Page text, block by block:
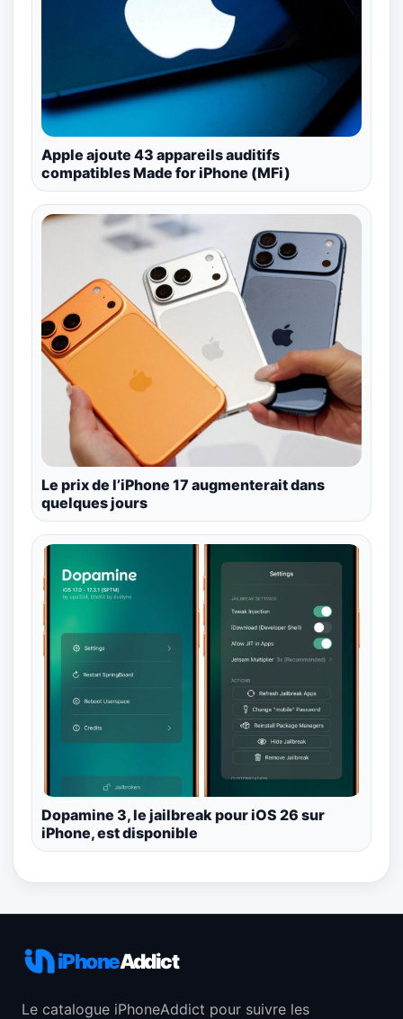
Apple ajoute 43 appareils auditifs
compatibles Made for iPhone (MFi)
Le prix de l’iPhone 17 augmenterait dans
quelques jours
Dopamine 3, le jailbreak pour iOS 26 sur
iPhone, est disponible
iPhoneAddict
Le catalogue iPhoneAddict pour suivre les